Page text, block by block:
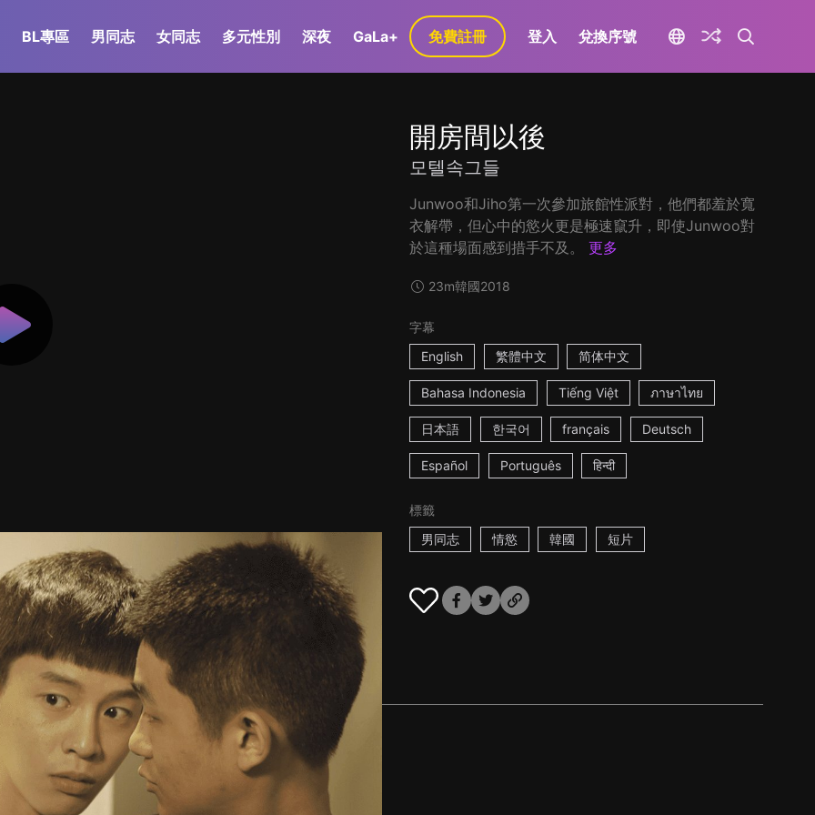
BL專區 男同志 女同志 多元性別 深夜 GaLa+ 免費註冊 登入 兌換序號
開房間以後
모텔속그들
Junwoo和Jiho第一次參加旅館性派對，他們都羞於寬
衣解帶，但心中的慾火更是極速竄升，即使Junwoo對
於這種場面感到措手不及。
更多
23m韓國2018
字幕
English
繁體中文 简体中文
Bahasa Indonesia Tiếng Việt ภาษาไทย
日本語 한국어 français Deutsch
Español Português हिन्दी
標籤
男同志
情慾 韓國 短片